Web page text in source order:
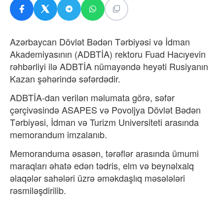
Azərbaycan Dövlət Bədən Tərbiyəsi və İdman
Akademiyasının (ADBTİA) rektoru Fuad Hacıyevin
rəhbərliyi ilə ADBTİA nümayəndə heyəti Rusiyanın
Kazan şəhərində səfərdədir.
ADBTİA-dan verilən məlumata görə, səfər
çərçivəsində ASAPES və Povoljya Dövlət Bədən
Tərbiyəsi, İdman və Turizm Universiteti arasında
memorandum imzalanıb.
Memoranduma əsasən, tərəflər arasında ümumi
maraqları əhatə edən tədris, elm və beynəlxalq
əlaqələr sahələri üzrə əməkdaşlıq məsələləri
rəsmiləşdirilib.